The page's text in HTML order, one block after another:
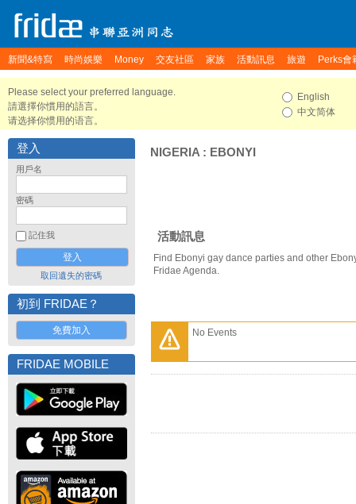
新聞&特寫 時尚娛樂 Money 交友社區 家族 活動訊息 旅遊 Perks會
Please select your preferred language.
請選擇你慣用的語言。
请选择你惯用的语言。
English
中文简体
登入
用戶名
密碼
記住我
取回遺失的密碼
初到 FRIDAE？
免費加入
FRIDAE MOBILE
NIGERIA : EBONYI
活動訊息
Find Ebonyi gay dance parties and other
Fridae Agenda.
No Events